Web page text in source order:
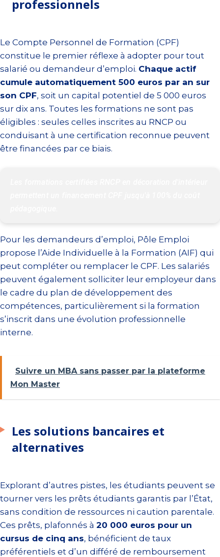
professionnels
Le Compte Personnel de Formation (CPF)
constitue le premier réflexe à adopter pour tout
salarié ou demandeur d’emploi. Chaque actif
cumule automatiquement 500 euros par an sur
son CPF, soit un capital potentiel de 5 000 euros
sur dix ans. Toutes les formations ne sont pas
éligibles : seules celles inscrites au RNCP ou
conduisant à une certification reconnue peuvent
être financées par ce biais.
Pour les demandeurs d’emploi, Pôle Emploi
propose l’Aide Individuelle à la Formation (AIF) qui
peut compléter ou remplacer le CPF. Les salariés
peuvent également solliciter leur employeur dans
le cadre du plan de développement des
compétences, particulièrement si la formation
s’inscrit dans une évolution professionnelle
interne.
Suivre un MBA sans passer par la plateforme
Mon Master
Les solutions bancaires et
alternatives
Explorant d’autres pistes, les étudiants peuvent se
tourner vers les prêts étudiants garantis par l’État,
sans condition de ressources ni caution parentale.
Ces prêts, plafonnés à 20 000 euros pour un
cursus de cinq ans, bénéficient de taux
préférentiels et d’un différé de remboursement